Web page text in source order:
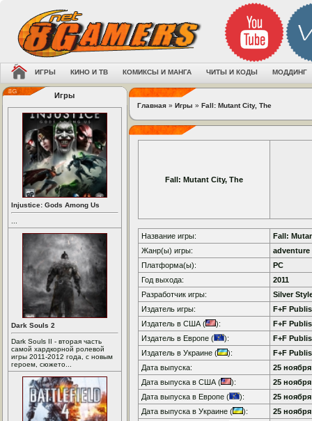
ИГРЫ КИНО И ТВ КОМИКСЫ И МАНГА ЧИТЫ И КОДЫ МОДДИНГ
Игры
Injustice: Gods Among Us
Dark Souls 2
Dark Souls II - вторая часть
самой хардкорной ролевой
игры 2011-2012 года, с новым
героем, сюжето...
Главная » Игры » Fall: Mutant City, The
Fall: Mutant City, The
Название игры:
Fall:
Жанр(ы) игры:
adventure
Платформа(ы):
PC
Год выхода:
2011
Разработчик игры:
Silver
Издатель игры:
F+F
Издатель в США (
):
F+F
Издатель в Европе (
):
F+F
Издатель в Украине (
):
F+F
Дата выпуска:
25 ноября
Дата выпуска в США (
):
25 ноября
Дата выпуска в Европе (
):
25 ноября
Дата выпуска в Украине (
):
25 ноября